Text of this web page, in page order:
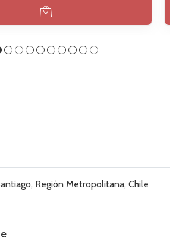
Región Metropolitana, Chile